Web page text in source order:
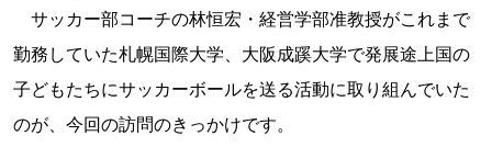
サッカー部コーチの林恒宏・経営学部准教授がこれまで
勤務していた札幌国際大学、大阪成蹊大学で発展途上国の
子どもたちにサッカーボールを送る活動に取り組んでいた
のが、今回の訪問のきっかけです。